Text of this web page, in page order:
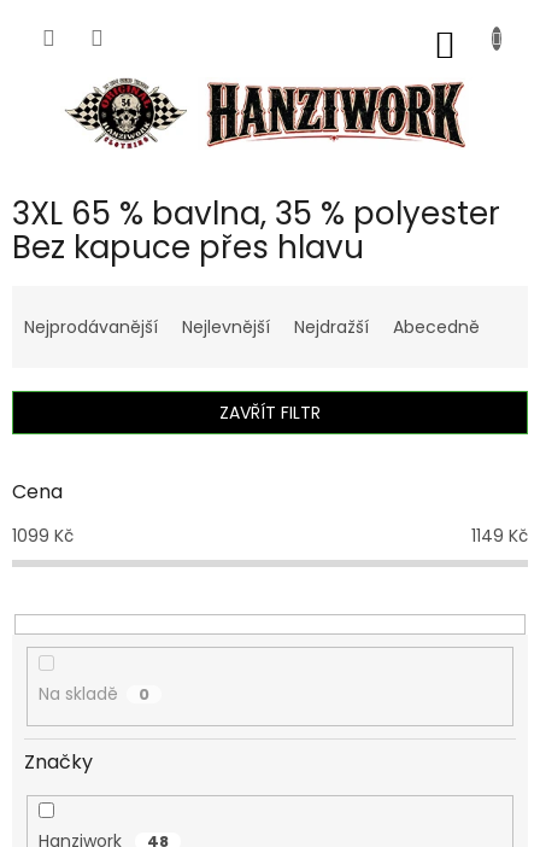
3XL 65 % bavlna, 35 % polyester
Bez kapuce přes hlavu
a
í
r
d
u
t
ů
Nejprodávanější Nejlevnější Nejdražší Abecedně
ZAVŘÍT FILTR
Cena
1099 Kč 1149 Kč
Na skladě 0
Značky
Hanziwork 48